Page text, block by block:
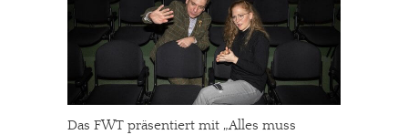
Das FWT präsentiert mit „Alles muss